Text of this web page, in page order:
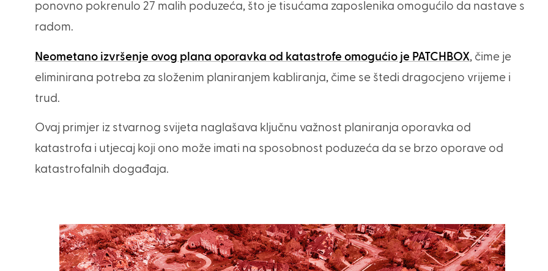
ponovno pokrenulo 27 malih poduzeća, što je tisućama zaposlenika omogućilo da nastave s
radom.
Neometano izvršenje ovog plana oporavka od katastrofe omogućio je PATCHBOX, čime je
eliminirana potreba za složenim planiranjem kabliranja, čime se štedi dragocjeno vrijeme i
trud.
Ovaj primjer iz stvarnog svijeta naglašava ključnu važnost planiranja oporavka od
katastrofa i utjecaj koji ono može imati na sposobnost poduzeća da se brzo oporave od
katastrofalnih događaja.